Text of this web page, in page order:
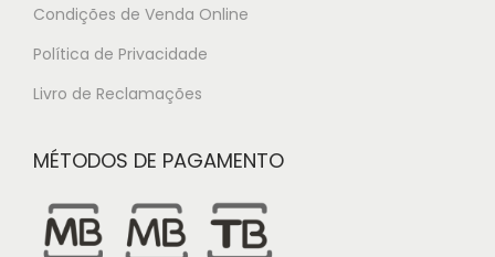
Condições de Venda Online
Política de Privacidade
Livro de Reclamações
MÉTODOS DE PAGAMENTO